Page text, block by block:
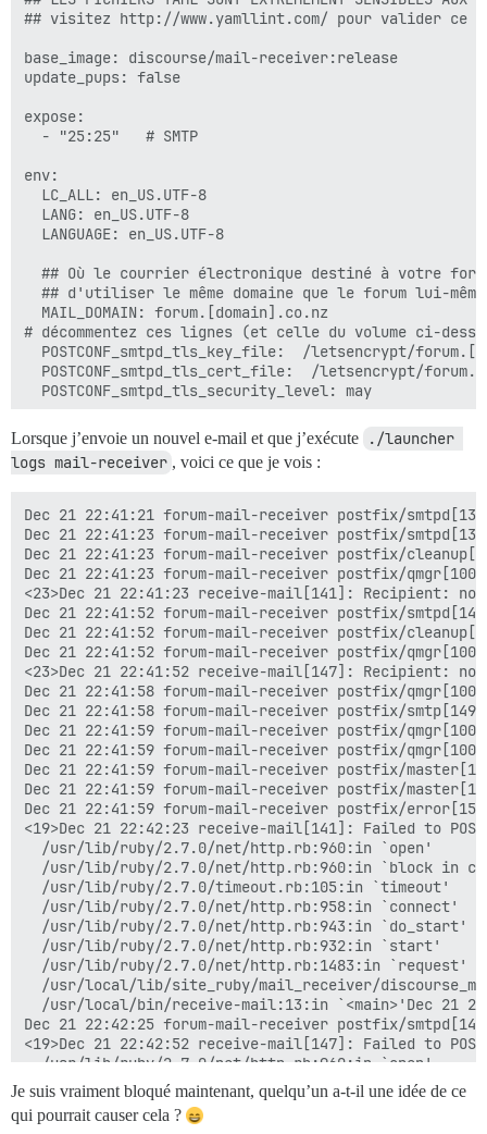
## visitez http://www.yamllint.com/ pour valider ce
base_image: discourse/mail-receiver:release
update_pups: false
expose:
  - "25:25"   # SMTP
env:
  LC_ALL: en_US.UTF-8
  LANG: en_US.UTF-8
  LANGUAGE: en_US.UTF-8
## Où le courrier électronique destiné à votre
## d'utiliser le même domaine que le forum lui-
  MAIL_DOMAIN: forum.[domain].co.nz
# décommentez ces lignes (et celle du volume ci-
POSTCONF_smtpd_tls_key_file:  /letsencrypt/
POSTCONF_smtpd_tls_cert_file:  /letsencrypt/
  POSTCONF_smtpd_tls_security_level: may
## L'URL du point de terminaison de traitement des
## C'est simplement l'URL de base de votre forum,
  ## l'URL doit inclure le sous-dossier !
DISCOURSE_MAIL_ENDPOINT: 'https://
## La clé API principale de votre forum Discourse.
## l'onglet "API" de votre panneau
DISCOURSE_API_KEY: '074[reste de la clé API -
## Le nom d'utilisateur à utiliser pour le
## renommé l'utilisateur `system`, vous devriez
  DISCOURSE_API_USERNAME: system
volumes:
  - volume:
host: /var/discourse/shared/mail-receiver/
      guest: /var/spool/postfix
# décommentez pour prendre en charge TLS
  - volume:
host: /var/discourse/shared/standalone/
      guest: /letsencrypt
Lorsque j’envoie un nouvel e-mail et que j’exécute
./launcher
logs mail-receiver , voici ce que je vois :
Dec 21 22:41:21 forum-mail-receiver postfix/
Dec 21 22:41:23 forum-mail-receiver postfix/
Dec 21 22:41:23 forum-mail-receiver postfix/
Dec 21 22:41:23 forum-mail-receiver postfix/
<23>Dec 21 22:41:23 receive-mail[141]: Recipient:
Dec 21 22:41:52 forum-mail-receiver postfix/
Dec 21 22:41:52 forum-mail-receiver postfix/
Dec 21 22:41:52 forum-mail-receiver postfix/
<23>Dec 21 22:41:52 receive-mail[147]: Recipient:
Dec 21 22:41:58 forum-mail-receiver postfix/
Dec 21 22:41:58 forum-mail-receiver postfix/
Dec 21 22:41:59 forum-mail-receiver postfix/
Dec 21 22:41:59 forum-mail-receiver postfix/
Dec 21 22:41:59 forum-mail-receiver postfix/
Dec 21 22:41:59 forum-mail-receiver postfix/
Dec 21 22:41:59 forum-mail-receiver postfix/
<19>Dec 21 22:42:23 receive-mail[141]: Failed to
  /usr/lib/ruby/2.7.0/net/http.rb:960:in `open'
/usr/lib/ruby/2.7.0/net/http.rb:960:in `block in
  /usr/lib/ruby/2.7.0/timeout.rb:105:in `timeout'
  /usr/lib/ruby/2.7.0/net/http.rb:958:in `connect'
  /usr/lib/ruby/2.7.0/net/http.rb:943:in `do_start'
  /usr/lib/ruby/2.7.0/net/http.rb:932:in `start'
  /usr/lib/ruby/2.7.0/net/http.rb:1483:in `request'
/usr/local/lib/site_ruby/mail_receiver/
/usr/local/bin/receive-mail:13:in `<main>'Dec 21
Dec 21 22:42:25 forum-mail-receiver postfix/
<19>Dec 21 22:42:52 receive-mail[147]: Failed to
  /usr/lib/ruby/2.7.0/net/http.rb:960:in `open'
/usr/lib/ruby/2.7.0/net/http.rb:960:in `block in
  /usr/lib/ruby/2.7.0/timeout.rb:105:in `timeout'
  /usr/lib/ruby/2.7.0/net/http.rb:958:in `connect'
Je suis vraiment bloqué maintenant, quelqu’un a-t-il une idée de ce
qui pourrait causer cela ?